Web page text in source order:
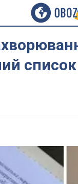
список